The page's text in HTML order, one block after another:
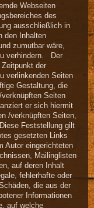
Webseiten
des
ausschließlich in
den Inhalten
zumutbar wäre,
verhindern. Der
der
verlinkenden Seiten
Gestaltung, die
verknüpften Seiten
er sich hiermit
/verknüpften Seiten,
Feststellung gilt
gesetzten Links
Autor eingerichteten
Mailinglisten
auf deren Inhalt
fehlerhafte oder
die aus der
Informationen
auf welche